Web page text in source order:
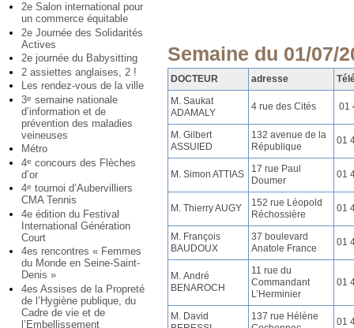
2e Salon international pour
un commerce équitable
2e Journée des Solidarités
Actives
2e journée du Babysitting
2 assiettes anglaises, 2 !
Les rendez-vous de la ville
3e semaine nationale
d’information et de
prévention des maladies
veineuses
Métro
4e concours des Flèches
d’or
4e tournoi d’Aubervilliers
CMA Tennis
4e édition du Festival
International Génération
Court
4es rencontres « Femmes
du Monde en Seine-Saint-
Denis »
4es Assises de la Propreté
de l’Hygiène publique, du
Cadre de vie et de
l’Embellissement
Semaine du 01/07/
DOCTEUR adresse
M. Saukat
ADAMALY
4 rue des Cités 01
M. Gilbert
ASSUIED
132 avenue de la
République
01
M. Simon ATTIAS
17 rue Paul
Doumer
01
M. Thierry AUGY
152 rue Léopold
Réchossière
01
M. François
BAUDOUX
37 boulevard
Anatole France
01
M. André
BENAROCH
11 rue du
Commandant
L’Herminier
01
M. David
137 rue Hélène
01